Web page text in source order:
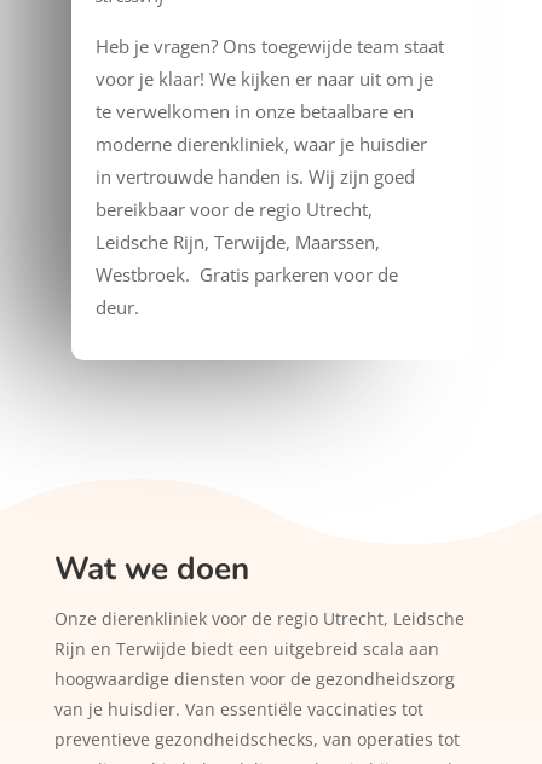
Heb je vragen? Ons toegewijde team staat
voor je klaar! We kijken er naar uit om je
te verwelkomen in onze betaalbare en
moderne dierenkliniek, waar je huisdier
in vertrouwde handen is. Wij zijn goed
bereikbaar voor de regio Utrecht,
Leidsche Rijn, Terwijde, Maarssen,
Westbroek. Gratis parkeren voor de
deur.
Wat we doen
Onze dierenkliniek voor de regio Utrecht, Leidsche
Rijn en Terwijde biedt een uitgebreid scala aan
hoogwaardige diensten voor de gezondheidszorg
van je huisdier. Van essentiële vaccinaties tot
preventieve gezondheidschecks, van operaties tot